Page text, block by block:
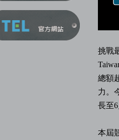
挑戰
總額
力。
長至
本屆